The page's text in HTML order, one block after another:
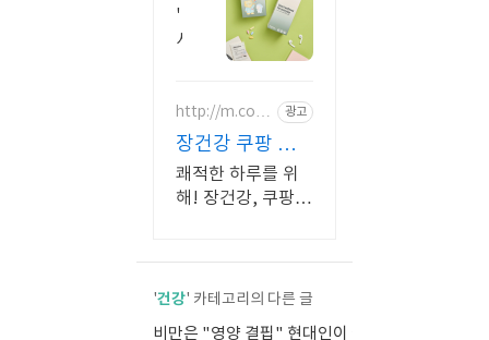
사
가
하
는
나
에
는
맞
'약
사
건
강
상
담
+
꼭
맞
http://m.coup
ang.com
광고
장건강 쿠팡 합
리적인 가격으로
관리하세요
쾌적한 하루를 위
해! 장건강, 쿠팡에
원 무료배송으로
'건강' 카테고리의 다른 글